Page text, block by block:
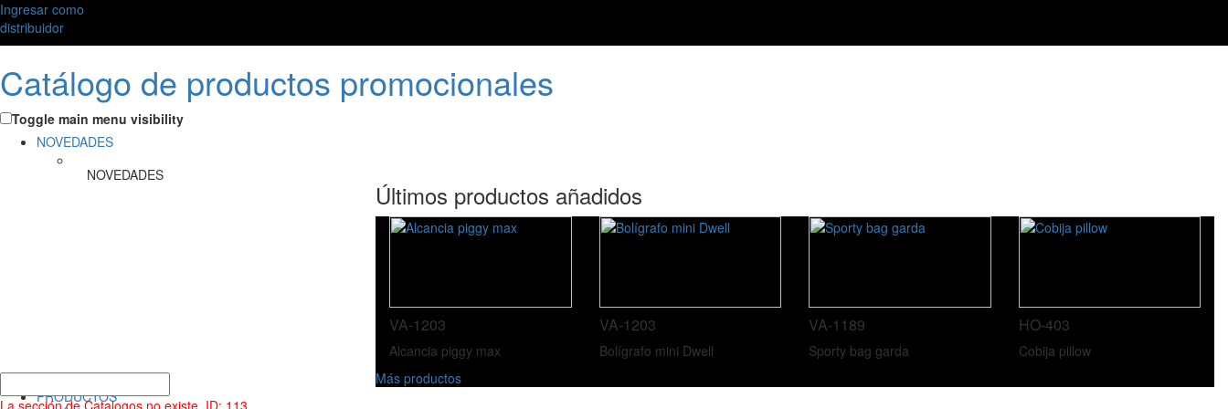
Ingresar como
distribuidor
Catálogo de productos promocionales
Toggle main menu visibility
NOVEDADES
NOVEDADES
Últimos productos añadidos
VA-1203
Alcancia piggy max
VA-1203
Bolígrafo mini Dwell
VA-1189
Sporty bag garda
HO-403
Cobija pillow
Más productos
PRODUCTOS
La sección de Catalogos no existe. ID: 113